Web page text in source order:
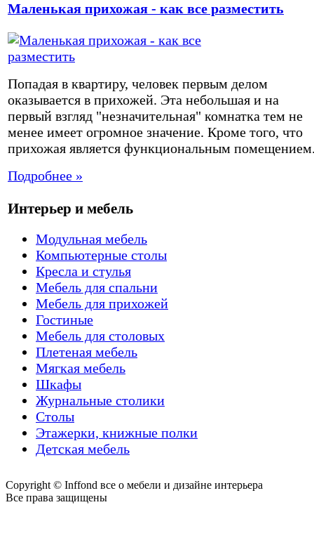
Маленькая прихожая - как все разместить
Попадая в квартиру, человек первым делом
оказывается в прихожей. Эта небольшая и на
первый взгляд "незначительная" комнатка тем не
менее имеет огромное значение. Кроме того, что
прихожая является функциональным
Подробнее »
Интерьер и мебель
Модульная мебель
Компьютерные столы
Кресла и стулья
Мебель для спальни
Мебель для прихожей
Гостиные
Мебель для столовых
Плетеная мебель
Мягкая мебель
Шкафы
Журнальные столики
Столы
Этажерки, книжные полки
Детская мебель
Copyright © Inffond все о мебели и дизайне интерьера
Все права защищены